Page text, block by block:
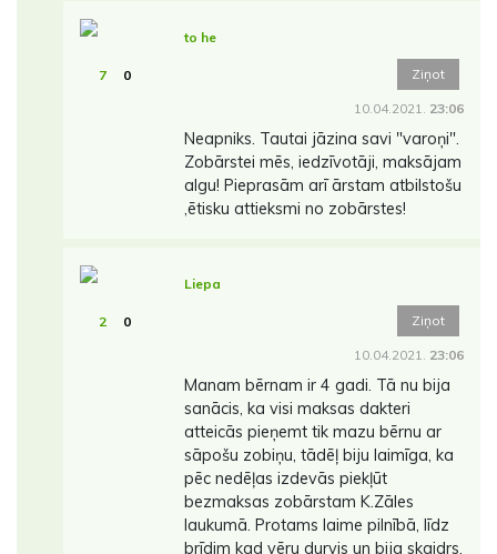
7 0
to he
Ziņot
10.04.2021. 23:06
Neapniks. Tautai jāzina savi "varoņi".
Zobārstei mēs, iedzīvotāji, maksājam
algu! Pieprasām arī ārstam atbilstošu
,ētisku attieksmi no zobārstes!
2 0
Liepa
Ziņot
10.04.2021. 23:06
Manam bērnam ir 4 gadi. Tā nu bija
sanācis, ka visi maksas dakteri
atteicās pieņemt tik mazu bērnu ar
sāpošu zobiņu, tādēļ biju laimīga, ka
pēc nedēļas izdevās piekļūt
bezmaksas zobārstam K.Zāles
laukumā. Protams laime pilnībā, līdz
brīdim kad vēru durvis un bija skaidrs,